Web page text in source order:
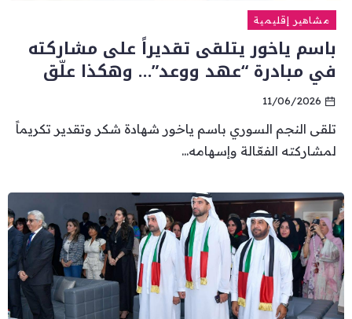
مشاهير إقليمية
باسم ياخور يتلقى تقديراً على مشاركته
في مبادرة “عهد ووعد”… وهكذا علّق
11/06/2026
تلقى النجم السوري باسم ياخور شهادة شكر وتقدير تكريماً
لمشاركته الفعّالة وإسهامه...